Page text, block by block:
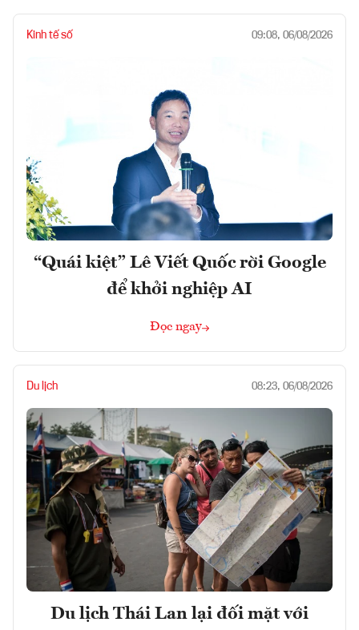
Kinh tế số 09:08, 06/08/2026
“Quái kiệt” Lê Viết Quốc rời Google
để khởi nghiệp AI
Đọc ngay
Du lịch 08:23, 06/08/2026
Du lịch Thái Lan lại đối mặt với